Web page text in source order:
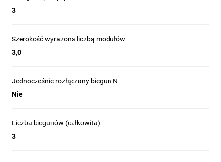
3
Szerokość wyrażona liczbą modułów
3,0
Jednocześnie rozłączany biegun N
Nie
Liczba biegunów (całkowita)
3